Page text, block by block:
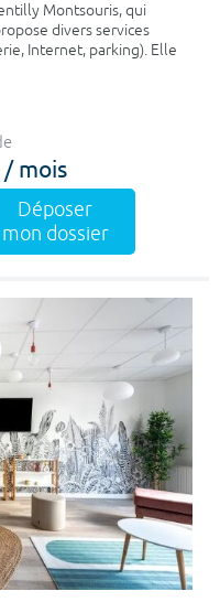
Montsouris, qui
divers services
Internet, parking). Elle
mois
Déposer
mon dossier